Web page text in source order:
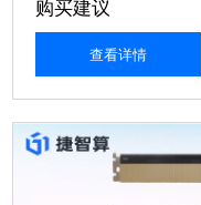
购买建议
查看详情